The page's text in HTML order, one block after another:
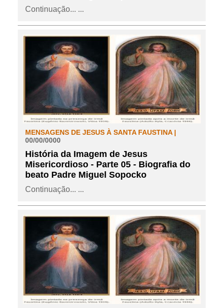
Continuação... ...
MENSAGENS DE JESUS À SANTA FAUSTINA |
00/00/0000
História da Imagem de Jesus
Misericordioso - Parte 05 - Biografia do
beato Padre Miguel Sopocko
Continuação... ...